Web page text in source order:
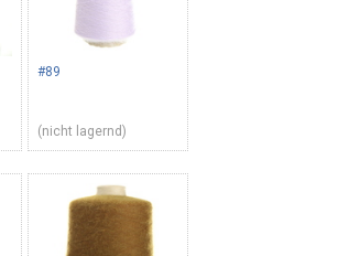
#89
(nicht lagernd)